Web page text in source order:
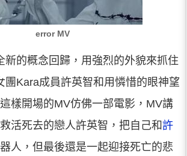
error MV
新的概念回歸，用強烈的外貌來抓住
團Kara成員許英智和用憐惜的眼神望
樣開場的MV仿佛一部電影，MV講
活死去的戀人許英智，把自己和許
人，但最後還是一起迎接死亡的悲